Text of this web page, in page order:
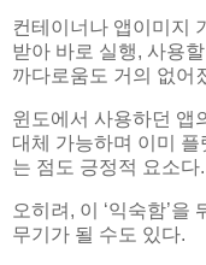
컨테이너나 앱이미지
받아 바로 실행, 사용
까다로움도 거의 없어
윈도에서 사용하던 앱
대체 가능하며 이미
는 점도 긍정적 요소다.
오히려, 이 ‘익숙함’을
무기가 될 수도 있다.